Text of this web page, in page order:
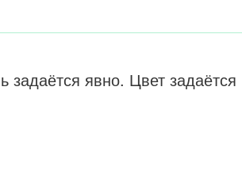
задаётся явно. Цвет задаётся